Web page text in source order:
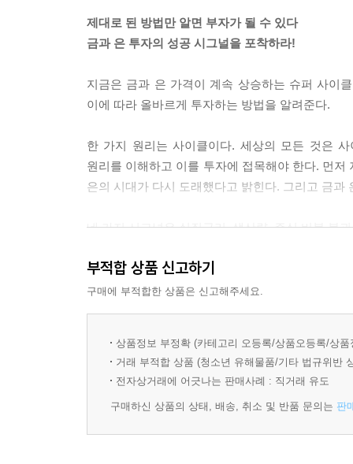
--- p.71
리라는 것을 알 수 있습니다. 이처럼 금과 은은 다
하고 투자 시기를 조율할 수 있습니다.
지금은 2009년부터 시작된 주식 시장의 호황이
눈을 지금부터라도 키우는 것이 정말 중요합니다.
는 요소는 실질금리와 생산량인데요. 우리도 이
타이밍을 알아보도록 하겠습니다.
--- p.136
금과 은 투자는 정확한 매도 시나리오와 선결조
이라는 긴 시간 동안 투자하다 보면 시그널을 착
상 반복되었다 하더라도 이번에는 반복되지 않을
제대로 된 방법만 알면 부자가 될 수 있다
금과 은 투자의 성공 시그널을 포착하라!
지금은 금과 은 가격이 계속 상승하는 슈퍼 사이
이에 따라 올바르게 투자하는 방법을 알려준다.
한 가지 원리는 사이클이다. 세상의 모든 것은
원리를 이해하고 이를 투자에 접목해야 한다. 먼
은의 시대가 다시 도래했다고 밝힌다. 그리고 금
네 가지 시그널은 실질금리, 생산량, 주식 버블 붕
금과 은의 생산 과정도 이해해야 한다. 또한, 주
사이클도 밀접한 관계다. 이렇게 금의 가격 변동
성공할 차례다. 저자는 확실한 선결조건과 상황
선결조건은 금 대비 화폐의 비율이다. 화폐는 금
경제위기 시 금광주와 은광주 투자 대응 방법과 최
부적합 상품 신고하기
구매에 부적합한 상품은 신고해주세요.
상품정보 부정확 (카테고리 오등록/상품오등록/상
거래 부적합 상품 (청소년 유해물품/기타 법규위반
전자상거래에 어긋나는 판매사례 : 직거래 유도
구매하신 상품의 상태, 배송, 취소 및 반품 문의는 판